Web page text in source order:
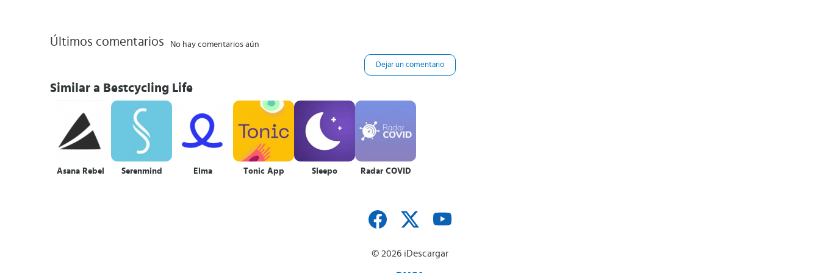
Últimos comentarios No hay comentarios aún
Dejar un comentario
Similar a Bestcycling Life
Asana Rebel Serenmind Elma Tonic App Sleepo Radar COVID
© 2026 iDescargar